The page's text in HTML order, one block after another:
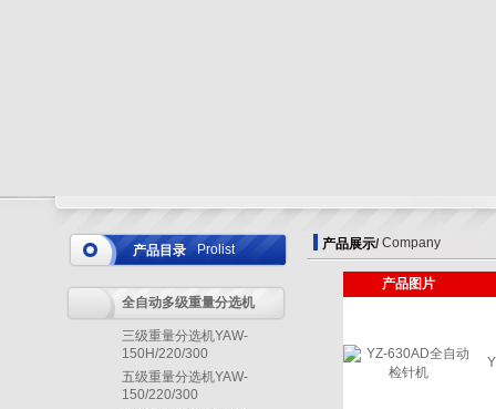
产品目录 Prolist
全自动多级重量分选机
三级重量分选机YAW-
150H/220/300
五级重量分选机YAW-
150/220/300
产品展示/ Company
产品图片